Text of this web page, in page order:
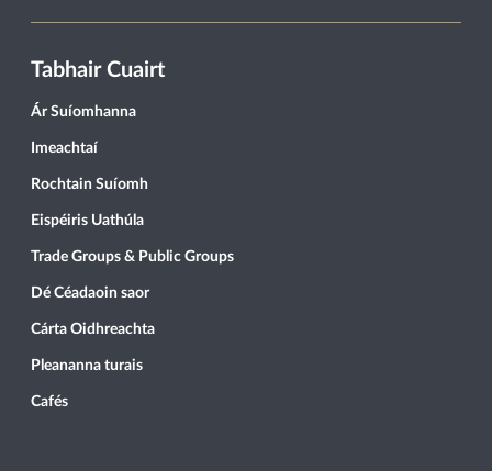
Tabhair Cuairt
Ár Suíomhanna
Imeachtaí
Rochtain Suíomh
Eispéiris Uathúla
Trade Groups & Public Groups
Dé Céadaoin saor
Cárta Oidhreachta
Pleananna turais
Cafés